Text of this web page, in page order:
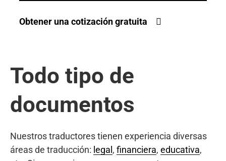
Obtener una cotización gratuita
Todo tipo de
documentos
Nuestros traductores tienen experiencia diversas
áreas de traducción: legal , financiera, educativa,